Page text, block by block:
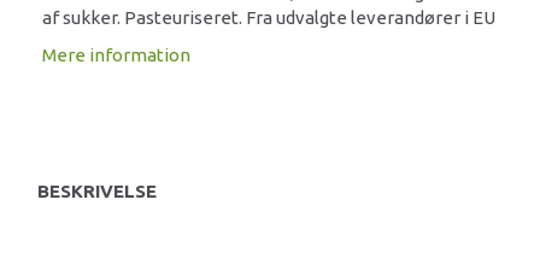
af sukker. Pasteuriseret. Fra udvalgte leverandører i EU
Mere information
BESKRIVELSE